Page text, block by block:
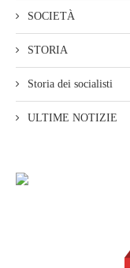
SOCIETÀ
STORIA
Storia dei socialisti
ULTIME NOTIZIE